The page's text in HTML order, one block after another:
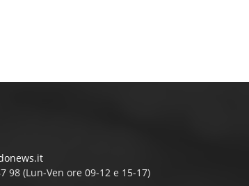
98 (Lun-Ven ore 09-12 e 15-17)